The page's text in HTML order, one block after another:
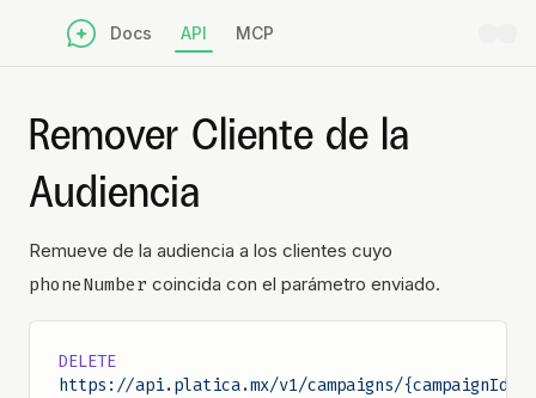
Docs API MCP
Remover Cliente de la
Audiencia
Remueve de la audiencia a los clientes cuyo
phoneNumber coincida con el parámetro enviado.
DELETE
https://api.platica.mx/v1/campaigns/{campaignId}/